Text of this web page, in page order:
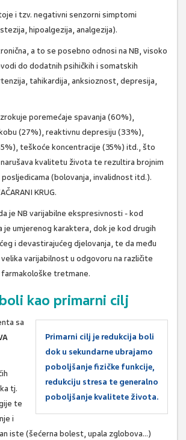
i tzv. negativni senzorni simptomi
hipoalgezija, analgezija).
a to se posebno odnosi na NB, visoko
do dodatnih psihičkih i somatskih
tahikardija, anksioznost, depresija,
poremećaje spavanja (60%),
(27%), reaktivnu depresiju (33%),
teškoće koncentracije (35%) itd., što
narušava kvalitetu života te rezultira brojnim
(bolovanja, invalidnost itd.).
KRUG.
je NB varijabilne ekspresivnosti - kod
je umjerenog karaktera, dok je kod drugih
i devastirajućeg djelovanja, te da među
varijabilnost u odgovoru na različite
tretmane.
kao primarni cilj
Primarni cilj je redukcija boli
dok u sekundarne ubrajamo
poboljšanje fizičke funkcije,
redukciju stresa te generalno
poboljšanje kvalitete života.
sa
tj.
te
i
iste (šećerna bolest, upala zglobova…)